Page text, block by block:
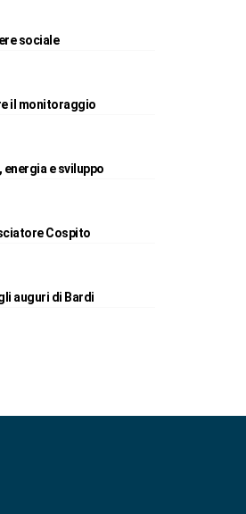
sociale
il monitoraggio
e sviluppo
Cospito
auguri di Bardi